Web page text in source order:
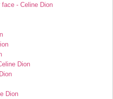
- Celine Dion
Dion
Dion